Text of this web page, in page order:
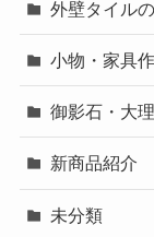
外壁タイル
小物・家具
御影石・大
新商品紹介
未分類